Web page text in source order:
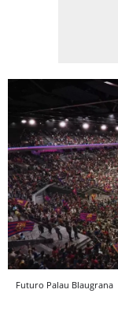
Futuro Palau Blaugrana